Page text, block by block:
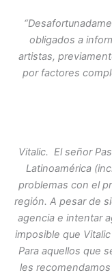
obligados a
artistas,
por factores
Vitalic. El señor
Latinoamérica
problemas con el
región. A pesar de
agencia e intentar
imposible que
Para aquellos que
les